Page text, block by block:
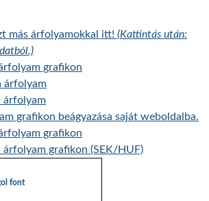
más árfolyamokkal itt! (Kattintás után:
grafikon
árfolyam
árfolyam
grafikon beágyazása saját weboldalba.
grafikon
árfolyam grafikon (SEK/HUF)
font